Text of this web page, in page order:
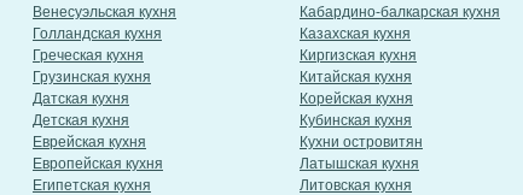
Венесуэльская кухня
Голландская кухня
Греческая кухня
Грузинская кухня
Датская кухня
Детская кухня
Еврейская кухня
Европейская кухня
Египетская кухня
Кабардино-балкарская кухня
Казахская кухня
Киргизская кухня
Китайская кухня
Корейская кухня
Кубинская кухня
Кухни островитян
Латышская кухня
Литовская кухня